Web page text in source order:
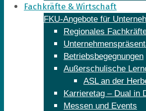
Fachkräfte & Wirtschaft
FKU-Angebote für
Regionales
Betriebsbegegnungen
Außerschulische
ASL an der
Karrieretag – Dual in
Messen und Events